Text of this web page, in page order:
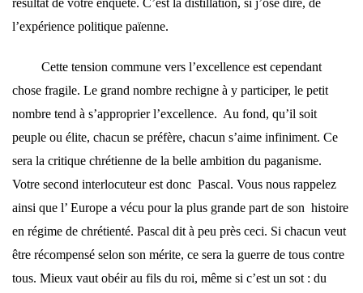
l’expérience politique païenne.
Cette tension commune vers l’excellence est cependant
chose fragile. Le grand nombre rechigne à y participer, le petit
nombre tend à s’approprier l’excellence. Au fond, qu’il soit
peuple ou élite, chacun se préfère, chacun s’aime infiniment. Ce
sera la critique chrétienne de la belle ambition du paganisme.
Votre second interlocuteur est donc Pascal. Vous nous rappelez
ainsi que l’ Europe a vécu pour la plus grande part de son histoire
en régime de chrétienté. Pascal dit à peu près ceci. Si chacun veut
être récompensé selon son mérite, ce sera la guerre de tous contre
tous. Mieux vaut obéir au fils du roi, même si c’est un sot : du